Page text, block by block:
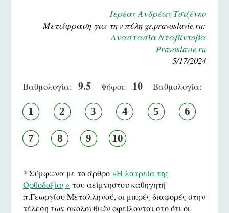
Ιερέας Ανδρέας Τσιζένκο
Μετάφραση για την πύλη gr.pravoslavie.ru:
Αναστασία Νταβίντοβα
Pravoslavie.ru
5/17/2024
Βαθμολογία: 9.5 Ψήφοι: 10 Βαθμολογία:
1 2 3 4 5 6
7 8 9 10
* Σύμφωνα με το άρθρο «Η λατρεία της
Ορθοδοξίας» του αείμνηστου καθηγητή
π.Γεωργίου Μεταλληνού, οι μικρές διαφορές στην
τέλεση των ακολουθιών οφείλονται στο ότι οι